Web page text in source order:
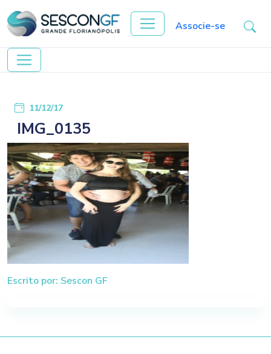
Associe-se
11/12/17
IMG_0135
Escrito por: Sescon GF